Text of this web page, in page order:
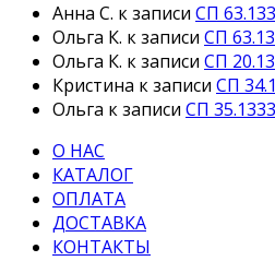
Анна С. к записи СП
Ольга К. к записи СП
Ольга К. к записи СП
Кристина к записи СП
Ольга к записи СП
О НАС
КАТАЛОГ
ОПЛАТА
ДОСТАВКА
КОНТАКТЫ